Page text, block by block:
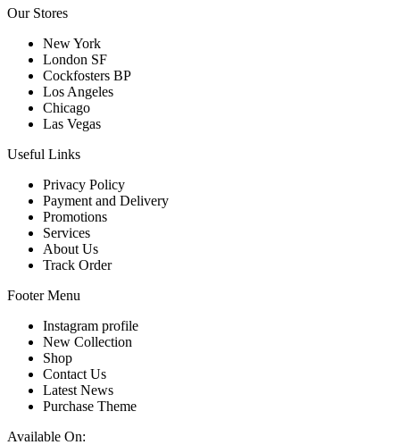
Our Stores
New York
London SF
Cockfosters BP
Los Angeles
Chicago
Las Vegas
Useful Links
Privacy Policy
Payment and Delivery
Promotions
Services
About Us
Track Order
Footer Menu
Instagram profile
New Collection
Shop
Contact Us
Latest News
Purchase Theme
Available On: